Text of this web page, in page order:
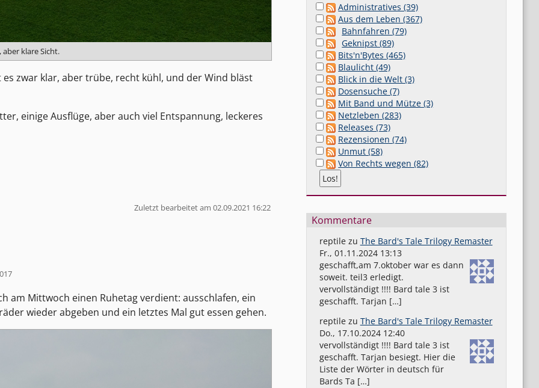
aber klare Sicht.
zwar klar, aber trübe, recht kühl, und der Wind bläst
einige Ausflüge, aber auch viel Entspannung, leckeres
Zuletzt bearbeitet am 02.09.2021 16:22
am Mittwoch einen Ruhetag verdient: ausschlafen, ein
wieder abgeben und ein letztes Mal gut essen gehen.
Administratives (39)
Aus dem Leben (367)
Bahnfahren (79)
Geknipst (89)
Bits'n'Bytes (465)
Blaulicht (49)
Blick in die Welt (3)
Dosensuche (7)
Mit Band und Mütze (3)
Netzleben (283)
Releases (73)
Rezensionen (74)
Unmut (58)
Von Rechts wegen (82)
Kommentare
reptilezu The Bard's Tale Trilogy Remaster
Fr., 01.11.2024 13:13
geschafft,am 7.oktober war es dann
soweit. teil3 erledigt.
vervollständigt !!!! Bard tale 3 ist
geschafft. Tarjan […]
reptilezu The Bard's Tale Trilogy Remaster
Do., 17.10.2024 12:40
vervollständigt !!!! Bard tale 3 ist
geschafft. Tarjan besiegt. Hier die
Liste der Wörter in deutsch für
Bards Ta […]